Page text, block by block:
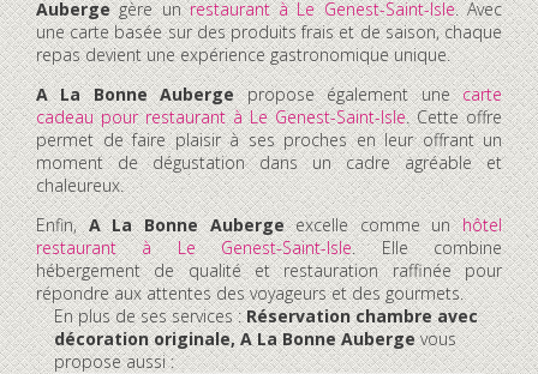
Aubergegère unrestaurant à Le Genest-Saint-Isle. Avec
une carte basée sur des produits frais et de saison, chaque
repas devient une expérience gastronomique unique.
A La Bonne Aubergepropose également unecarte
cadeau pour restaurant à Le Genest-Saint-Isle. Cette offre
permet de faire plaisir à ses proches en leur offrant un
moment de dégustation dans un cadre agréable et
chaleureux.
Enfin,A La Bonne Aubergeexcelle comme unhôtel
restaurant à Le Genest-Saint-Isle. Elle combine
hébergement de qualité et restauration raffinée pour
répondre aux attentes des voyageurs et des gourmets.
En plus de ses services :Réservation chambre avec
décoration originale, A La Bonne Aubergevous
propose aussi :